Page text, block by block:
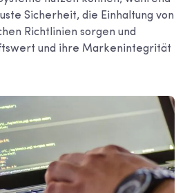
Sicherheit, die Einhaltung von
Richtlinien sorgen und
und ihre Markenintegrität